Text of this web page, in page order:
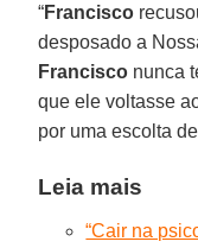
“Francisco
desposado a
Francisco nunca
que ele voltasse
por uma escolta
Leia mais
“Cair na